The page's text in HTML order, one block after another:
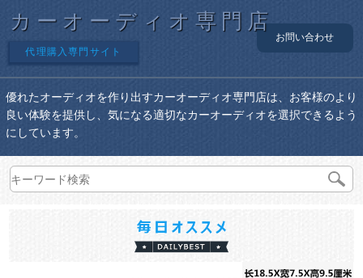
カーオーディオ専門店
代理購入専門サイト
お問い合わせ
優れたオーディオを作り出すカーオーディオ専門店は、お客様のより
良い体験を提供し、気になる適切なカーオーディオを選択できるよう
にしています。